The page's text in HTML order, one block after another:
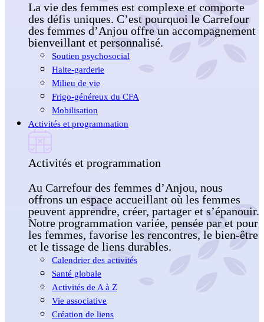
La vie des femmes est complexe et comporte
des défis uniques. C’est pourquoi le Carrefour
des femmes d’Anjou offre un accompagnement
bienveillant et personnalisé.
Soutien psychosocial
Halte-garderie
Milieu de vie
Frigo-généreux du CFA
Mobilisation
Activités et programmation
Activités et programmation
Au Carrefour des femmes d’Anjou, nous
offrons un espace accueillant où les femmes
peuvent apprendre, créer, partager et s’épanouir.
Notre programmation variée, pensée par et pour
les femmes, favorise les rencontres, le bien-être
et le tissage de liens durables.
Calendrier des activités
Santé globale
Activités de A à Z
Vie associative
Création de liens